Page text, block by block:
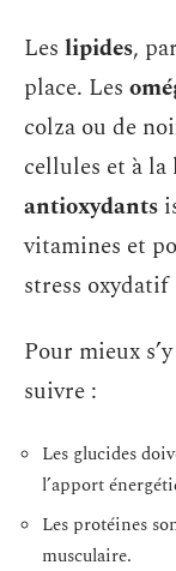
Les lipides,
place. Les
colza ou de
cellules et à
antioxydants
vitamines et
stress oxydatif
Pour mieux
suivre :
Les glucides
l’apport
Les protéines
musculaire.